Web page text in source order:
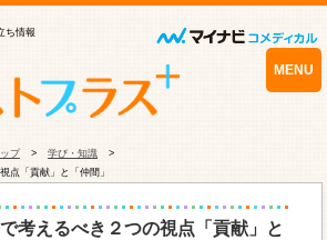
ち情報
MENU
プ
学び・知識
点「貢献」と「仲間」
考えるべき２つの視点「貢献」と